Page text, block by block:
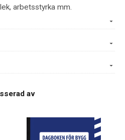
arbetsstyrka mm.
av